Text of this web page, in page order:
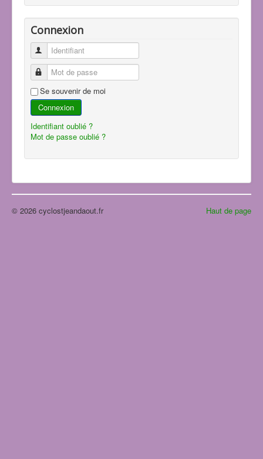
Connexion
Identifiant
Mot de passe
Se souvenir de moi
Connexion
Identifiant oublié ?
Mot de passe oublié ?
Haut de page
© 2026 cyclostjeandaout.fr